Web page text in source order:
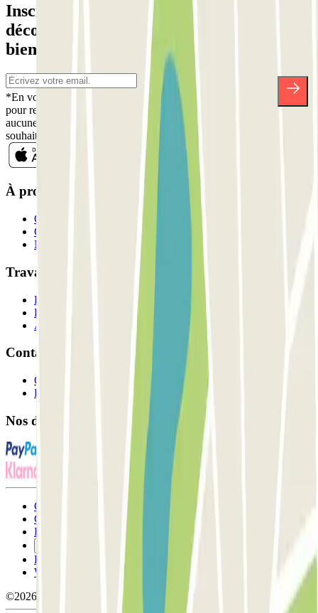
Inscrivez-vous à notre newsletter et
découvrez des réductions, des concours et
bien d'autres surprises.
*En vous inscrivant, vous acceptez notre politique de confidentialité
pour recevoir des communications commerciales de Parclick. Sans
aucune obligation, vous pouvez vous désinscrire quand vous le
souhaitez dans la même newsletter.
À propos de Parclick
Qui sommes-nous ?
Comment ça marche?
Nos parkings
Travaillons ensemble?
Professionnels
Fournisseur de parking
Affiliés
Contact
Contactez-nous
FAQ
Nos différents modes de paiement:
Conditions générales d'utilisation et contrat
Conditions d'annulation
Politique relative aux cookies
Politique de confidentialité
Whistleblowing
©2026 Parclick. Tous droits réservés